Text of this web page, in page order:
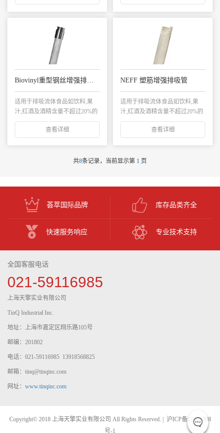
Biovinyl重型钢丝增强排吸管
适用于排吸流体食品如饮料,果
汁,红酒及酒精含量不超过20%的
酒类。常用于...
查看详细
NEFF 塑筋增强排吸管
适用于排吸流体食品如饮料,果
汁,红酒及酒精含量不超过20%的
酒类...
查看详细
共8条记录，当前显示第 1 页
荟萃国际品牌 库存品类齐全
快速服务响应 专业技术支持
全国客服电话
021-59116985
上海天擎实业有限公司
TinQ Industrial Inc.
地址：上海市嘉定区翔乐路105号
邮编：201802
电话：021-59116985 13918568825
邮箱：tinq@tinqinc.com
网址： www.tinqinc.com
Copyright© 2018 上海天擎实业有限公司 All Rights Reserved. | 沪ICP备11025208
号-1